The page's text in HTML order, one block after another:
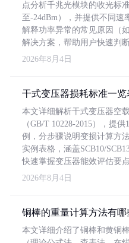
点分析千兆光模块的收光标
至-24dBm），并提供不同
解释功率异常的常见原因（
解决方案，帮助用户快速判
2026年8月4日
干式变压器损耗标准一
本文详细解析干式变压器空
（GB/T 10228-2015），提
例，分步骤说明变损计算方
实例表格，涵盖SCB10/
快速掌握变压器能效评估要点
2026年8月4日
铜棒的重量计算方法有哪
本文详细介绍了铜棒和黄铜